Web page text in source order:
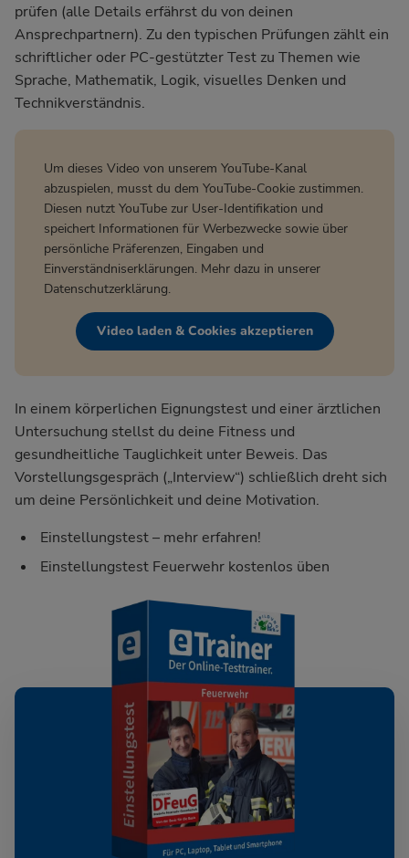
prüfen (alle Details erfährst du von deinen
Ansprechpartnern). Zu den typischen Prüfungen zählt ein
schriftlicher oder PC-gestützter Test zu Themen wie
Sprache, Mathematik, Logik, visuelles Denken und
Technikverständnis.
Um dieses Video von unserem YouTube-Kanal
abzuspielen, musst du dem YouTube-Cookie zustimmen.
Diesen nutzt YouTube zur User-Identifikation und
speichert Informationen für Werbezwecke sowie über
persönliche Präferenzen, Eingaben und
Einverständniserklärungen. Mehr dazu in unserer
Datenschutzerklärung.
Video laden & Cookies akzeptieren
In einem körperlichen Eignungstest und einer ärztlichen
Untersuchung stellst du deine Fitness und
gesundheitliche Tauglichkeit unter Beweis. Das
Vorstellungsgespräch („Interview“) schließlich dreht sich
um deine Persönlichkeit und deine Motivation.
Einstellungstest – mehr erfahren!
Einstellungstest Feuerwehr kostenlos üben